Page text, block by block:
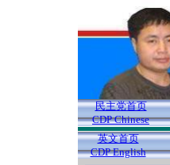
民主党首页
CDP Chinese
英文首页
CDP English